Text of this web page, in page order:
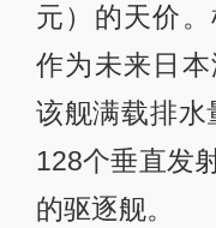
元）的天价
作为未来日本
该舰满载排水
128个垂直发
的驱逐舰。